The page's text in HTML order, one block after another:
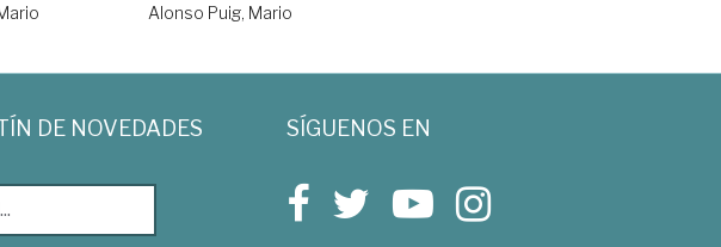
Alonso Puig, Mario
DE NOVEDADES SÍGUENOS EN